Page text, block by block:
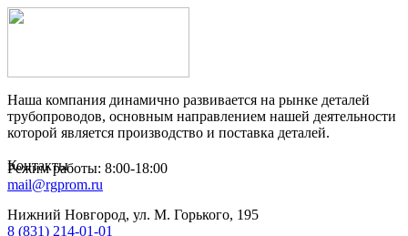
Наша компания динамично развивается на рынке деталей
трубопроводов, основным направлением нашей деятельности
которой является производство и поставка деталей.
Контакты
Режим работы: 8:00-18:00
mail@rgprom.ru
Нижний Новгород, ул. М. Горького, 195
8 (831) 214-01-01